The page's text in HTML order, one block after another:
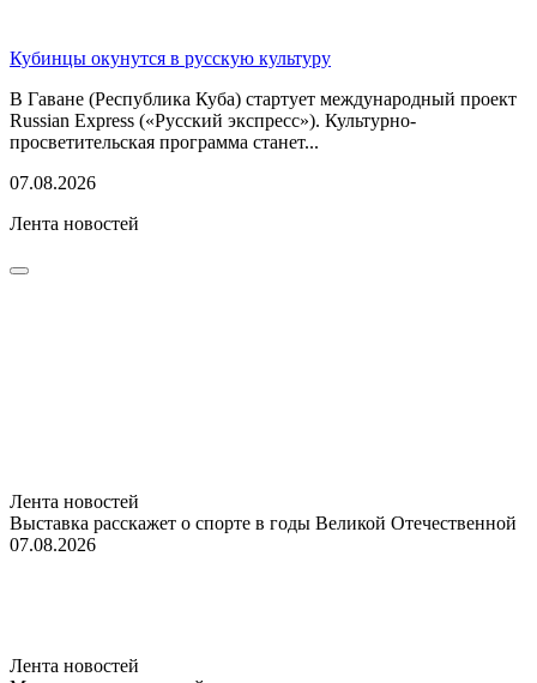
Кубинцы окунутся в русскую культуру
В Гаване (Республика Куба) стартует международный проект
Russian Express («Русский экспресс»). Культурно-
просветительская программа станет...
07.08.2026
Лента новостей
Лента новостей
Выставка расскажет о спорте в годы Великой Отечественной
07.08.2026
Лента новостей